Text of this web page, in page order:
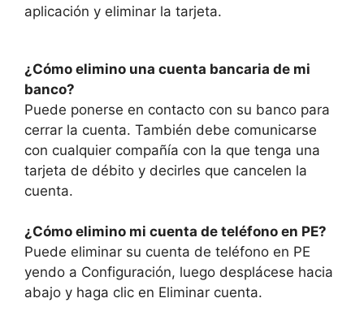
aplicación y eliminar la tarjeta.
¿Cómo elimino una cuenta bancaria de mi
banco?
Puede ponerse en contacto con su banco para
cerrar la cuenta. También debe comunicarse
con cualquier compañía con la que tenga una
tarjeta de débito y decirles que cancelen la
cuenta.
¿Cómo elimino mi cuenta de teléfono en PE?
Puede eliminar su cuenta de teléfono en PE
yendo a Configuración, luego desplácese hacia
abajo y haga clic en Eliminar cuenta.